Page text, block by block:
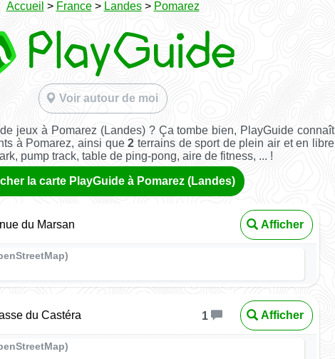
Accueil > France> Landes> Pomarez
Voir autour de moi
jeux à Pomarez (Landes) ? Ça tombe bien, PlayGuide connaît
à Pomarez, ainsi que2 terrains de sport de plein air et en libre
pump track, table de ping-pong, aire de fitness, ... !
la carte PlayGuide à Pomarez (Landes)
du Marsan Afficher
du Castéra 1 Afficher